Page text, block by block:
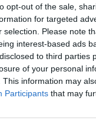
opt-out of the sale,
for targeted
selection. Please note
interest-based ads
to third parties
of your personal
This information may
Participants that may